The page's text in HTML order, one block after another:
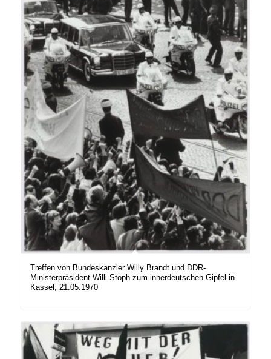
Treffen von Bundeskanzler Willy Brandt und DDR-
Ministerpräsident Willi Stoph zum innerdeutschen Gipfel in
Kassel, 21.05.1970